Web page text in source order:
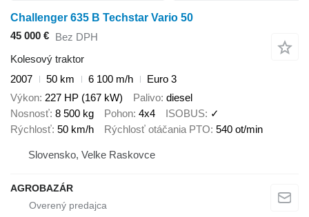
Challenger 635 B Techstar Vario 50
45 000 € Bez DPH
Kolesový traktor
2007
50 km 6 100 m/h
Euro 3
Výkon 227 HP (167 kW) Palivo diesel
Nosnosť 8 500 kg Pohon 4x4 ISOBUS ✓
Rýchlosť 50 km/h Rýchlosť otáčania PTO 540 ot/min
Slovensko, Velke Raskovce
AGROBAZÁR